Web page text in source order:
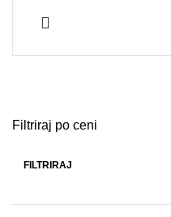
Filtriraj po ceni
Min cena
Max cena
FILTRIRAJ